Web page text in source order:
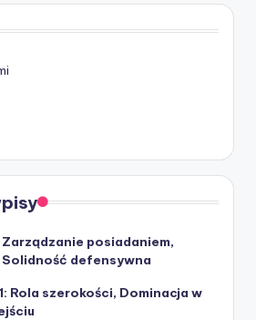
posiadaniem,
defensywna
Rola szerokości, Dominacja w